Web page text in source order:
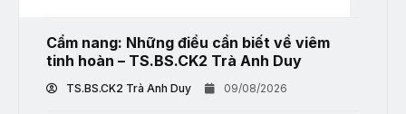
Cẩm nang: Những điều cần biết về viêm
tinh hoàn – TS.BS.CK2 Trà Anh Duy
TS.BS.CK2 Trà Anh Duy 09/08/2026